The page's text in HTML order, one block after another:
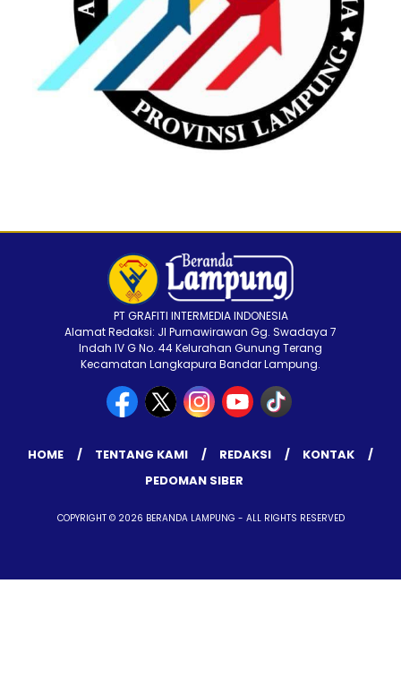
PT GRAFITI INTERMEDIA INDONESIA
Alamat Redaksi: Jl Purnawirawan Gg. Swadaya 7
Indah IV G No. 44 Kelurahan Gunung Terang
Kecamatan Langkapura Bandar Lampung.
HOME TENTANG KAMI REDAKSI
KONTAK
PEDOMAN SIBER
COPYRIGHT © 2026 BERANDA LAMPUNG - ALL RIGHTS RESERVED